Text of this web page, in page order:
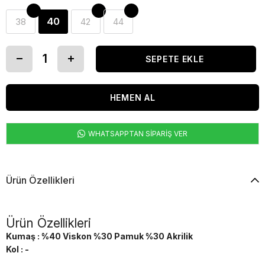
38 40 42 44
WHATSAPPTAN SİPARİŞ VER
Ürün Özellikleri
Ürün Özellikleri
Kumaş : %40 Viskon %30 Pamuk %30 Akrilik
Kol : -